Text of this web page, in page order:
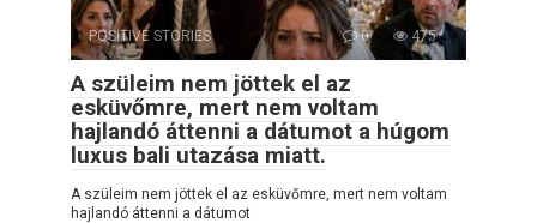
POSITIVE STORIES 0 475
A szüleim nem jöttek el az
esküvőmre, mert nem voltam
hajlandó áttenni a dátumot a húgom
luxus bali utazása miatt.
A szüleim nem jöttek el az esküvőmre, mert nem voltam
hajlandó áttenni a dátumot